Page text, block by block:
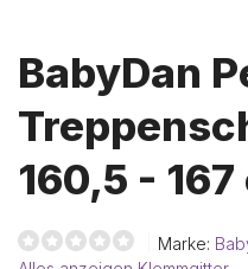
BabyDan
160,5 - 167
Marke: